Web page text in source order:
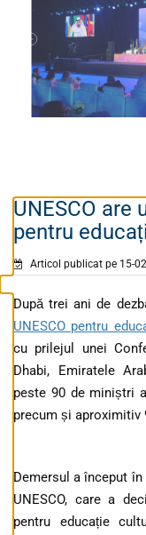
UNESCO are
pentru
Articol publicat pe 15-
După trei ani de
UNESCO pentru
cu prilejul unei
Dhabi, Emiratele
peste 90 de miniștri
precum și aproximitiv
Demersul a început
UNESCO, care a
pentru educație